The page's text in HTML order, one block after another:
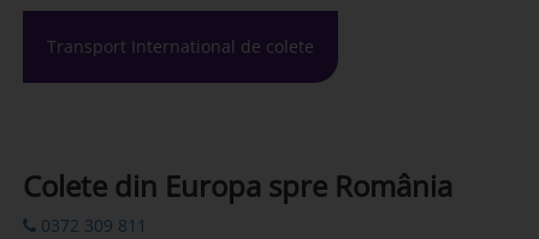
Transport International de colete
Colete din Europa spre România
0372 309 811